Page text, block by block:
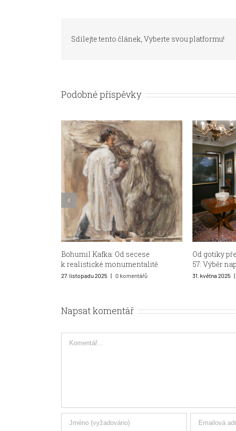
Sdílejte tento článek, Vyberte svou platformu!
Podobné příspěvky
Od gotiky přes Napoleona k Máji
57: Výběr napříč staletími
31. května 2025 | 0 komentářů
Pařížští Češi
27. března 2025 |
Napsat komentář
Comment